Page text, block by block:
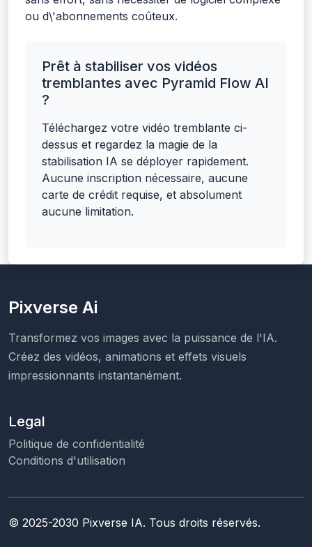
ou d\'abonnements coûteux.
Prêt à stabiliser vos vidéos
tremblantes avec Pyramid Flow AI
?
Téléchargez votre vidéo tremblante ci-
dessus et regardez la magie de la
stabilisation IA se déployer rapidement.
Aucune inscription nécessaire, aucune
carte de crédit requise, et absolument
aucune limitation.
Pixverse Ai
Transformez vos images avec la puissance de l'IA.
Créez des vidéos, animations et effets visuels
impressionnants instantanément.
Legal
Politique de confidentialité
Conditions d'utilisation
© 2025-2030 Pixverse IA. Tous droits réservés.